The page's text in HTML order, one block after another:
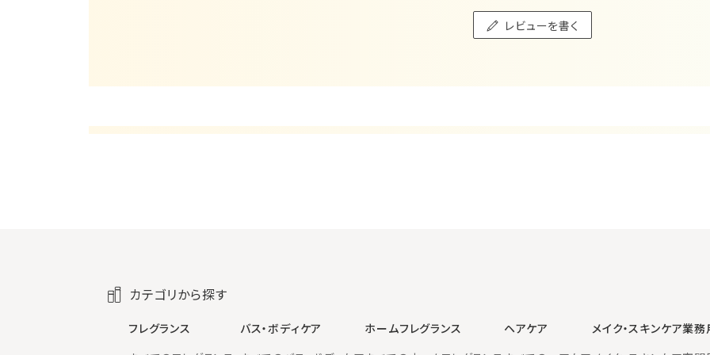
レビューを書く
カテゴリから探す
フレグランス
バス・ボディケア
ホームフレグランス
ヘアケア
メイク・スキンケア業務